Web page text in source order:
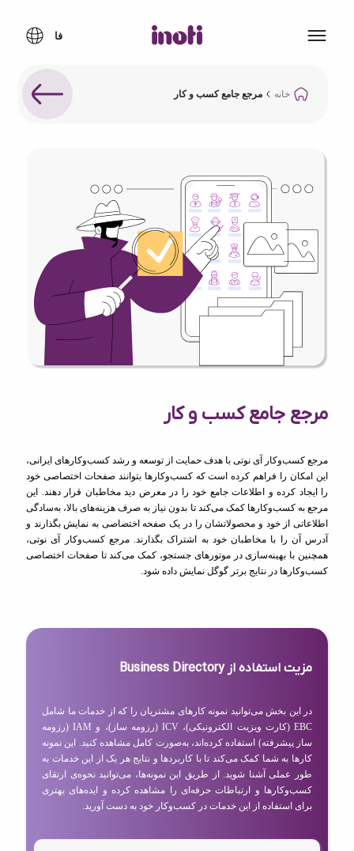
خانه مرجع جامع کسب و کار
مرجع جامع کسب و کار
مرجع کسب‌وکار آی نوتی با هدف حمایت از توسعه و رشد کسب‌وکارهای ایرانی،
این امکان را فراهم کرده است که کسب‌وکارها بتوانند صفحات اختصاصی خود
را ایجاد کرده و اطلاعات جامع خود را در معرض دید مخاطبان قرار دهند. این
مرجع به کسب‌وکارها کمک می‌کند تا بدون نیاز به صرف هزینه‌های بالا، به‌سادگی
اطلاعاتی از خود و محصولاتشان را در یک صفحه اختصاصی به نمایش بگذارند و
آدرس آن را با مخاطبان خود به اشتراک بگذارند. مرجع کسب‌وکار آی نوتی،
همچنین با بهینه‌سازی در موتورهای جستجو، کمک می‌کند تا صفحات اختصاصی
کسب‌وکارها در نتایج برتر گوگل نمایش داده شود.
مزیت استفاده از Business Directory
در این بخش می‌توانید نمونه کارهای مشتریان را که از خدمات ما شامل
EBC (کارت ویزیت الکترونیکی)، ICV (رزومه ساز)، و IAM (رزومه
ساز پیشرفته) استفاده کرده‌اند، به‌صورت کامل مشاهده کنید. این نمونه
کارها به شما کمک می‌کند تا با کاربردها و نتایج هر یک از این خدمات به
طور عملی آشنا شوید. از طریق این نمونه‌ها، می‌توانید نحوه‌ی ارتقای
کسب‌وکارها و ارتباطات حرفه‌ای را مشاهده کرده و ایده‌های بهتری
برای استفاده از این خدمات در کسب‌وکار خود به دست آورید.